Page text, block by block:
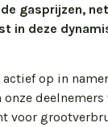
gasprijzen,
in deze
op in
deelnemers
voor